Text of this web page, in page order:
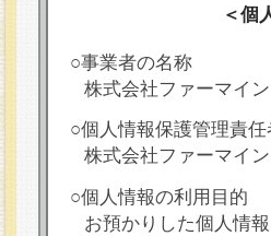
＜個
○事業者の名称
株式会社ファーマイ
○個人情報保護管理責任
株式会社ファーマ
○個人情報の利用目的
お預かりした個人情